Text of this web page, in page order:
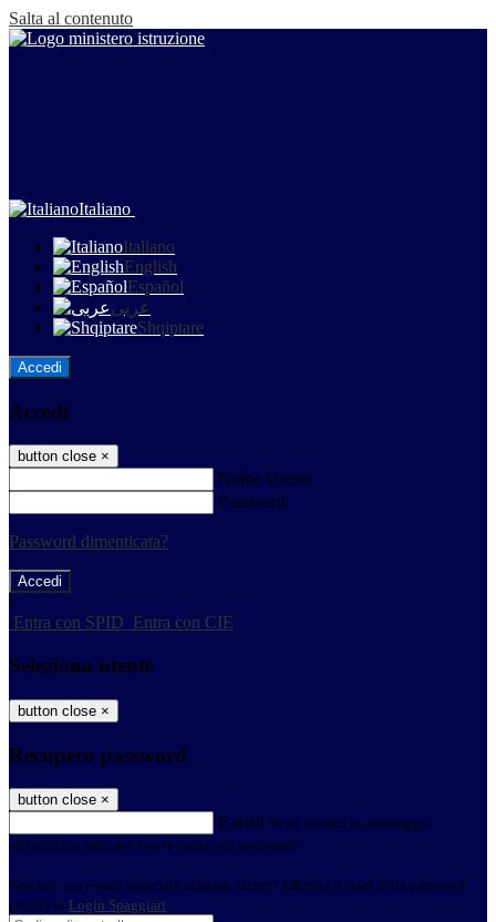
Salta al contenuto
Italiano
Italiano
English
Español
عربى
Shqiptare
Accedi
Accedi
button close ×
Nome Utente
Password
Password dimenticata?
-
Entra con SPID Entra con CIE
Seleziona utente
button close ×
Recupero password
button close ×
E-mail Verrà inviato un messaggio
all'indirizzo indicato con le istruzioni necessarie.
Non hai una e-mail associata al nome utente? Effettua il reset della password
tramite la Login Spaggiari